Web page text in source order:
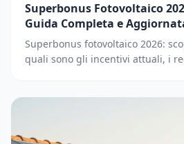
Superbonus Fotovoltaico
Guida Completa e
Superbonus fotovoltaico 2026:
quali sono gli incentivi attuali, i